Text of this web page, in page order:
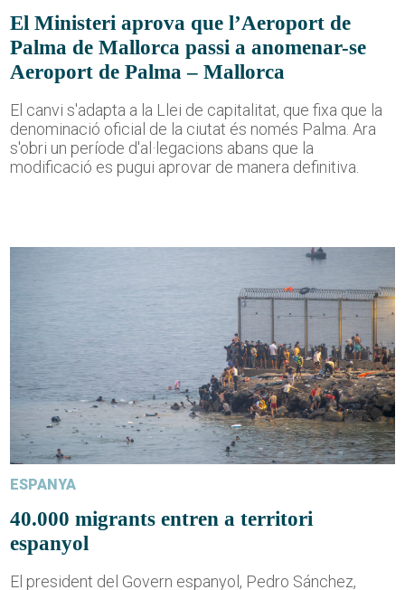
El Ministeri aprova que l’Aeroport de
Palma de Mallorca passi a anomenar-se
Aeroport de Palma – Mallorca
El canvi s'adapta a la Llei de capitalitat, que fixa que la
denominació oficial de la ciutat és només Palma. Ara
s'obri un període d'al·legacions abans que la
modificació es pugui aprovar de manera definitiva.
ESPANYA
40.000 migrants entren a territori
espanyol
El president del Govern espanyol, Pedro Sánchez,